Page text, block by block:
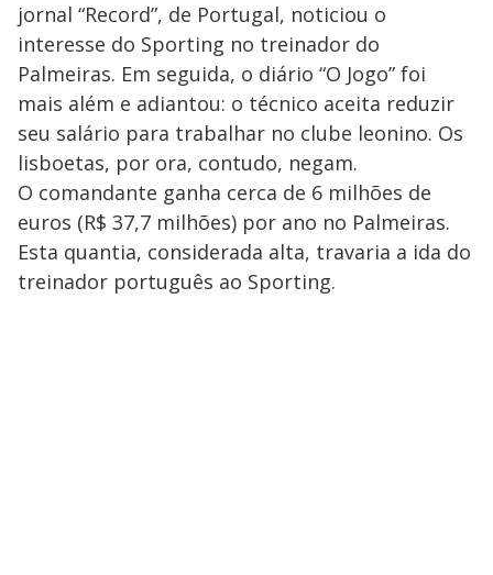
jornal “Record”, de Portugal, noticiou o
interesse do Sporting no treinador do
Palmeiras. Em seguida, o diário “O Jogo” foi
mais além e adiantou: o técnico aceita reduzir
seu salário para trabalhar no clube leonino. Os
lisboetas, por ora, contudo, negam.
O comandante ganha cerca de 6 milhões de
euros (R$ 37,7 milhões) por ano no Palmeiras.
Esta quantia, considerada alta, travaria a ida do
treinador português ao Sporting.